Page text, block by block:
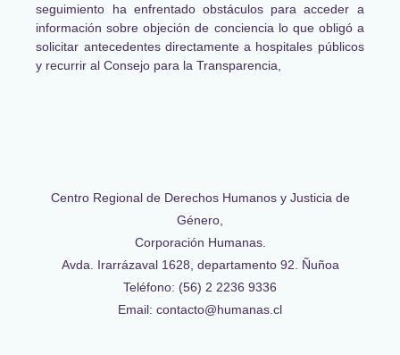
seguimiento ha enfrentado obstáculos para acceder a
información sobre objeción de conciencia lo que obligó a
solicitar antecedentes directamente a hospitales públicos
y recurrir al Consejo para la Transparencia,
Centro Regional de Derechos Humanos y Justicia de
Género,
Corporación Humanas.
Avda. Irarrázaval 1628, departamento 92. Ñuñoa
Teléfono: (56) 2 2236 9336
Email: contacto@humanas.cl